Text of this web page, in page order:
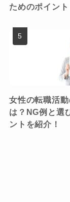
ためのポイント
女性の転職活
は？NG例と選
ントを紹介！